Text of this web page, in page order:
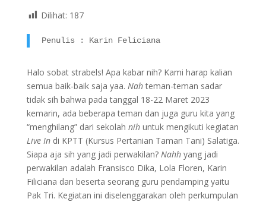
Dilihat: 187
Penulis : Karin Feliciana
Halo sobat strabels! Apa kabar nih? Kami harap kalian
semua baik-baik saja yaa. Nahteman-teman sadar
tidak sih bahwa pada tanggal 18-22 Maret 2023
kemarin, ada beberapa teman dan juga guru kita yang
“menghilang” dari sekolah nih untuk mengikuti kegiatan
Live In di KPTT (Kursus Pertanian Taman Tani) Salatiga.
Siapa aja sih yang jadi perwakilan? Nahh yang jadi
perwakilan adalah Fransisco Dika, Lola Floren, Karin
Filiciana dan beserta seorang guru pendamping yaitu
Pak Tri. Kegiatan ini diselenggarakan oleh perkumpulan